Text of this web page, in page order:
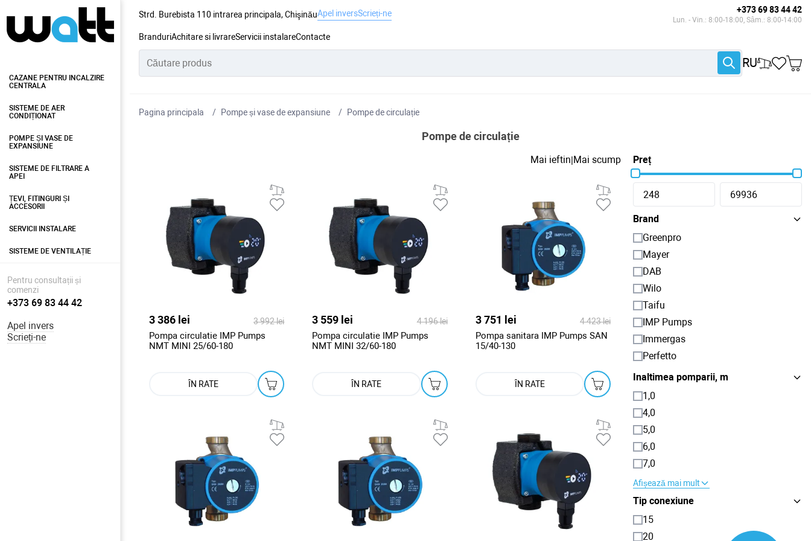
Strd. Burebista 110 intrarea principala, ChişinăuApel inversScrieți-ne +373 69 83 44 42
Lun. - Vin.: 8:00-18:00, Sâm.: 8:00-14:00
BranduriAchitare si livrareServicii instalareContacte
RU
CAZANE PENTRU INCALZIRE
CENTRALA
SISTEME DE AER
CONDIȚIONAT
POMPE ȘI VASE DE
EXPANSIUNE
SISTEME DE FILTRARE A
APEI
ȚEVI, FITINGURI ȘI
ACCESORII
SERVICII INSTALARE
SISTEME DE VENTILAȚIE
Pentru consultații și
comenzi
+373 69 83 44 42
Apel invers
Scrieți-ne
Pagina principala Pompe și vase de expansiune Pompe de circulație
Pompe de circulație
Mai ieftin|Mai scump
3 386 lei 3 992 lei
Pompa circulatie IMP Pumps
NMT MINI 25/60-180
ÎN RATE
3 559 lei 4 196 lei
Pompa circulatie IMP Pumps
NMT MINI 32/60-180
ÎN RATE
3 751 lei 4 423 lei
Pompa sanitara IMP Pumps SAN
15/40-130
ÎN RATE
Preț
Brand
Greenpro
Mayer
DAB
Wilo
Taifu
IMP Pumps
Immergas
Perfetto
Inaltimea pomparii, m
1,0
4,0
5,0
6,0
7,0
Afișează mai mult
Tip conexiune
15
20